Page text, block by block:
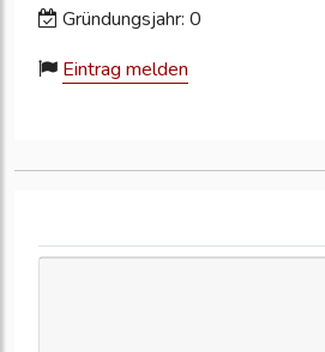
Gründungsjahr: 0
Eintrag melden